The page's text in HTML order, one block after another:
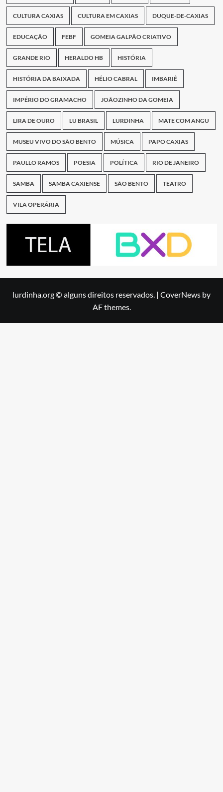
CULTURA CAXIAS CULTURA EM CAXIAS DUQUE-DE-CAXIAS
EDUCAÇÃO FEBF GOMEIA GALPÃO CRIATIVO
GRANDE RIO HERALDO HB HISTÓRIA
HISTÓRIA DA BAIXADA HÉLIO CABRAL IMBARIÊ
IMPÉRIO DO GRAMACHO JOÃOZINHO DA GOMEIA
LIRA DE OURO LU BRASIL LURDINHA MATE COM ANGU
MUSEU VIVO DO SÃO BENTO MÚSICA PAPO CAXIAS
PAULLO RAMOS POESIA POLÍTICA RIO DE JANEIRO
SAMBA SAMBA CAXIENSE SÃO BENTO TEATRO
VILA OPERÁRIA
lurdinha.org © alguns direitos reservados. | CoverNews by
AF themes.